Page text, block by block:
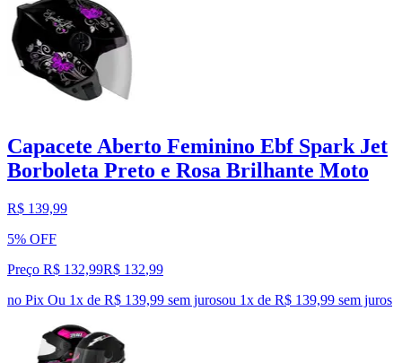
Capacete Aberto Feminino Ebf Spark Jet
Borboleta Preto e Rosa Brilhante Moto
R$ 139,99
5% OFF
Preço R$ 132,99R$ 132,99
no Pix Ou 1x de R$ 139,99 sem jurosou 1x de R$ 139,99 sem juros